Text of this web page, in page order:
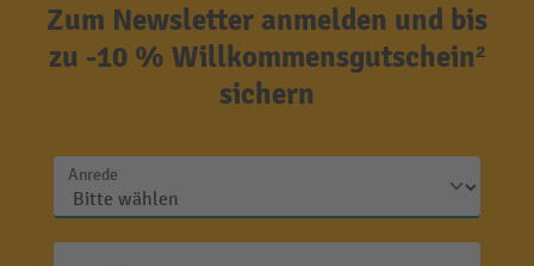
Zum Newsletter anmelden und bis
zu -10 % Willkommensgutschein²
sichern
Anrede